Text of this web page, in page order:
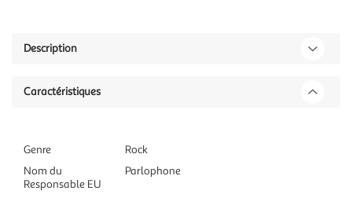
Description
Caractéristiques
Genre
Rock
Nom du
Responsable EU
Parlophone